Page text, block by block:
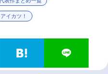
アイカツ！